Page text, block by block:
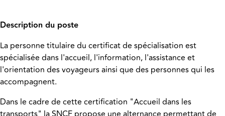
Description du poste
La personne titulaire du certificat de spécialisation est
spécialisée dans l'accueil, l'information, l'assistance et
l'orientation des voyageurs ainsi que des personnes qui les
accompagnent.
Dans le cadre de cette certification "Accueil dans les